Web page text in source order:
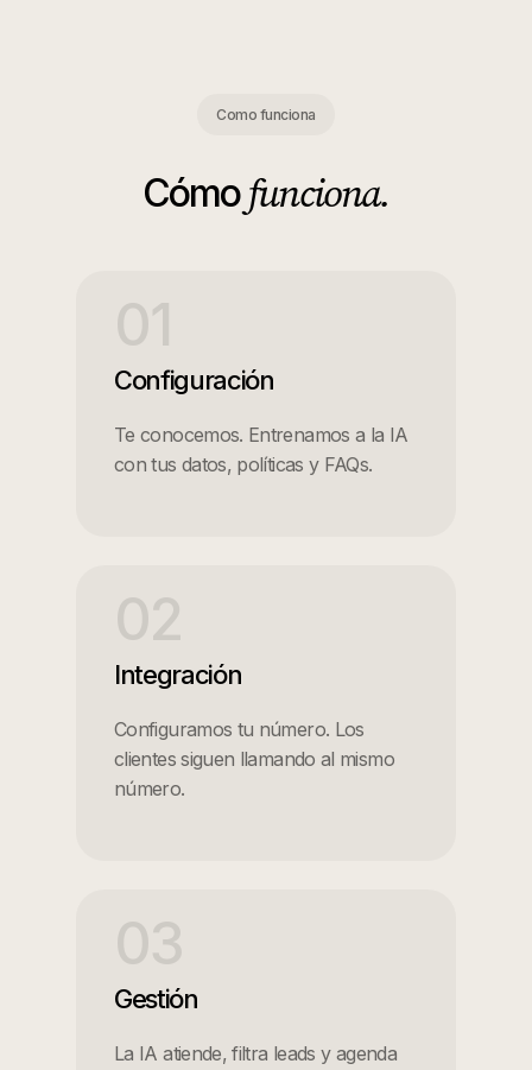
Como funciona
Cómofunciona.
01
Configuración
Te conocemos. Entrenamos a la IA
con tus datos, políticas y FAQs.
02
Integración
Configuramos tu número. Los
clientes siguen llamando al mismo
número.
03
Gestión
La IA atiende, filtra leads y agenda